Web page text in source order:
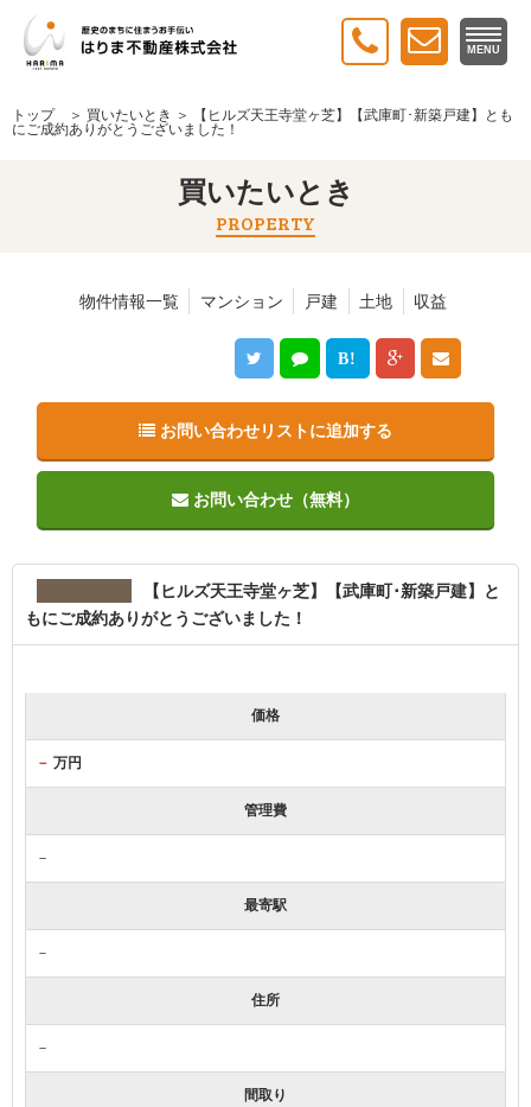
MENU
トップ＞ 買いたいとき ＞ 【ヒルズ天王寺堂ヶ芝】【武庫町･新築戸建】とも
にご成約ありがとうございました！
買いたいとき
PROPERTY
物件情報一覧 マンション 戸建 土地 収益
B!
お問い合わせリストに追加する
お問い合わせ（無料）
【ヒルズ天王寺堂ヶ芝】【武庫町･新築戸建】と
もにご成約ありがとうございました！
価格
－ 万円
管理費
－
最寄駅
－
住所
－
間取り